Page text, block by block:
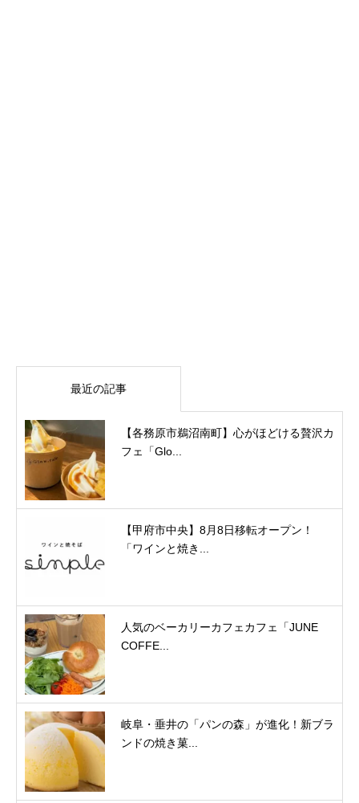
最近の記事
【各務原市鵜沼南町】心がほどける贅沢カ
フェ「Glo...
【甲府市中央】8月8日移転オープン！
「ワインと焼き...
人気のベーカリーカフェカフェ「JUNE
COFFE...
岐阜・垂井の「パンの森」が進化！新ブラ
ンドの焼き菓...